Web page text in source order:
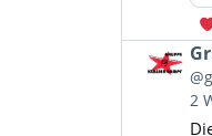
Beitrag
von
Gruppe
2